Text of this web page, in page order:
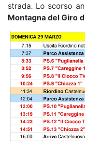
strada. Lo scorso
Montagna del Giro